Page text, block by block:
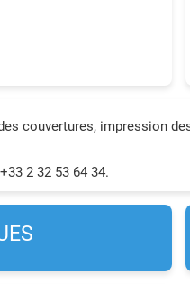
couvertures, impression
2 32 53 64 34.